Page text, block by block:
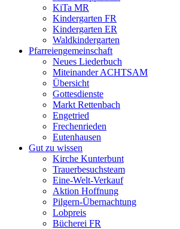
KiTa MR
Kindergarten FR
Kindergarten ER
Waldkindergarten
Pfarreiengemeinschaft
Neues Liederbuch
Miteinander ACHTSAM
Übersicht
Gottesdienste
Markt Rettenbach
Engetried
Frechenrieden
Eutenhausen
Gut zu wissen
Kirche Kunterbunt
Trauerbesuchsteam
Eine-Welt-Verkauf
Aktion Hoffnung
Pilgern-Übernachtung
Lobpreis
Bücherei FR